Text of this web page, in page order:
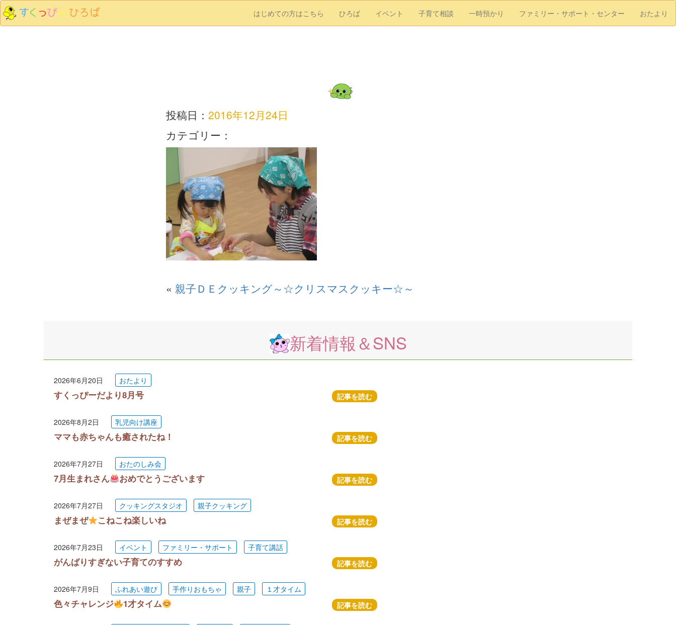
はじめての方はこちら ひろば イベント 子育て相談 一時預かり ファミリー・サポート・センター おたより
投稿日： 2016年12月24日
カテゴリー：
« 親子ＤＥクッキング～☆クリスマスクッキー☆～
新着情報＆SNS
2026年6月20日 おたより
すくっぴーだより8月号 記事を読む
2026年8月2日 乳児向け講座
ママも赤ちゃんも癒されたね！ 記事を読む
2026年7月27日 おたのしみ会
7月生まれさん おめでとうございます 記事を読む
2026年7月27日 クッキングスタジオ 親子クッキング
まぜまぜ こねこね楽しいね 記事を読む
2026年7月23日 イベント ファミリー・サポート 子育て講話
がんばりすぎない子育てのすすめ 記事を読む
2026年7月9日 ふれあい遊び 手作りおもちゃ 親子 １才タイム
色々チャレンジ 1才タイム 記事を読む